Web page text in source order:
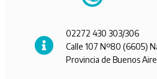
02272 430 303/306
Calle 107 Nº80 (6605)
Provincia de Buenos